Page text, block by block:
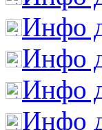
Инфо
Инфо
Инфо
Инфо